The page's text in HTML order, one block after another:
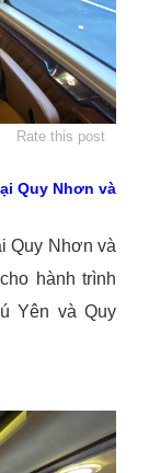
Rate this post
Quy Nhơn và
Quy Nhơn và
hành trình
Yên và Quy